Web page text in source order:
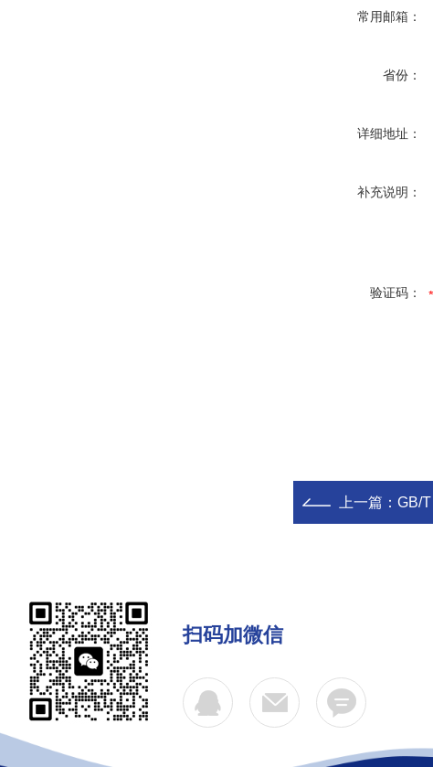
常用邮箱：
省份：
详细地址：
补充说明：
验证码：
上一篇： GB/
扫码加微信